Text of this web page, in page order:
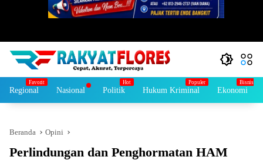
Regional Nasional Politik Hukum Kriminal Ekonomi
Beranda Opini
Perlindungan dan Penghormatan HAM